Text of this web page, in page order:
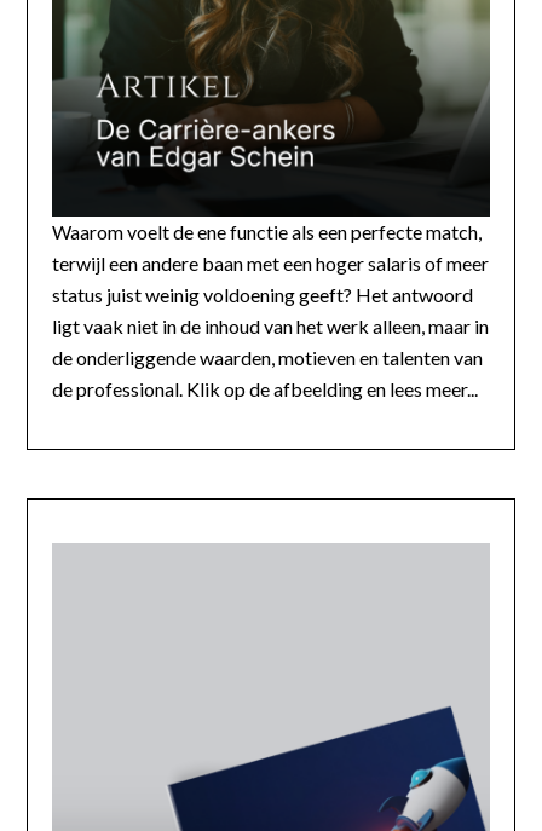
Waarom voelt de ene functie als een perfecte match,
terwijl een andere baan met een hoger salaris of meer
status juist weinig voldoening geeft? Het antwoord
ligt vaak niet in de inhoud van het werk alleen, maar in
de onderliggende waarden, motieven en talenten van
de professional. Klik op de afbeelding en lees meer...